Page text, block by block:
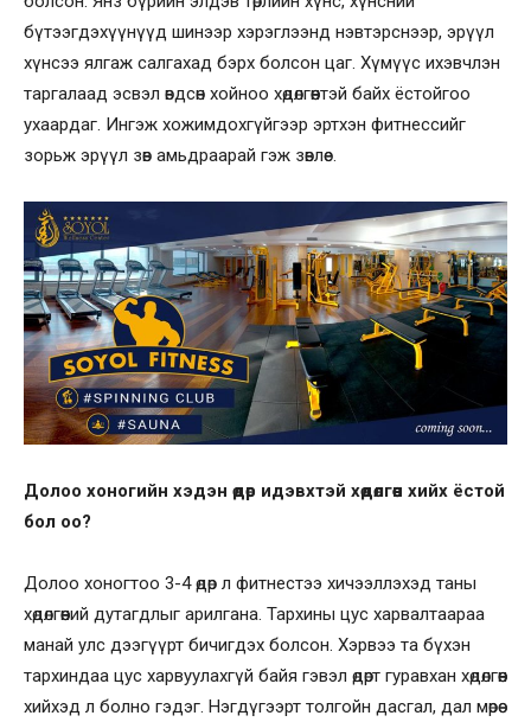
бүтээгдэхүүнүүд шинээр хэрэглээнд нэвтэрснээр, эрүүл
хүнсээ ялгаж салгахад бэрх болсон цаг. Хүмүүс ихэвчлэн
таргалаад эсвэл өвдсөн хойноо хөдөлгөөнтэй байх ёстойгоо
ухаардаг. Ингэж хожимдохгүйгээр эртхэн фитнессийг
зорьж эрүүл зөв амьдраарай гэж зөвлөе.
Долоо хоногийн хэдэн өдөр идэвхтэй хөдөлгөөн хийх ёстой
бол оо?
Долоо хоногтоо 3-4 өдөр л фитнестээ хичээллэхэд таны
хөдөлгөөний дутагдлыг арилгана. Тархины цус харвалтаараа
манай улс дээгүүрт бичигдэх болсон. Хэрвээ та бүхэн
тархиндаа цус харвуулахгүй байя гэвэл өдөрт гуравхан хөдөлгөөн
хийхэд л болно гэдэг. Нэгдүгээрт толгойн дасгал, дал мөрөө